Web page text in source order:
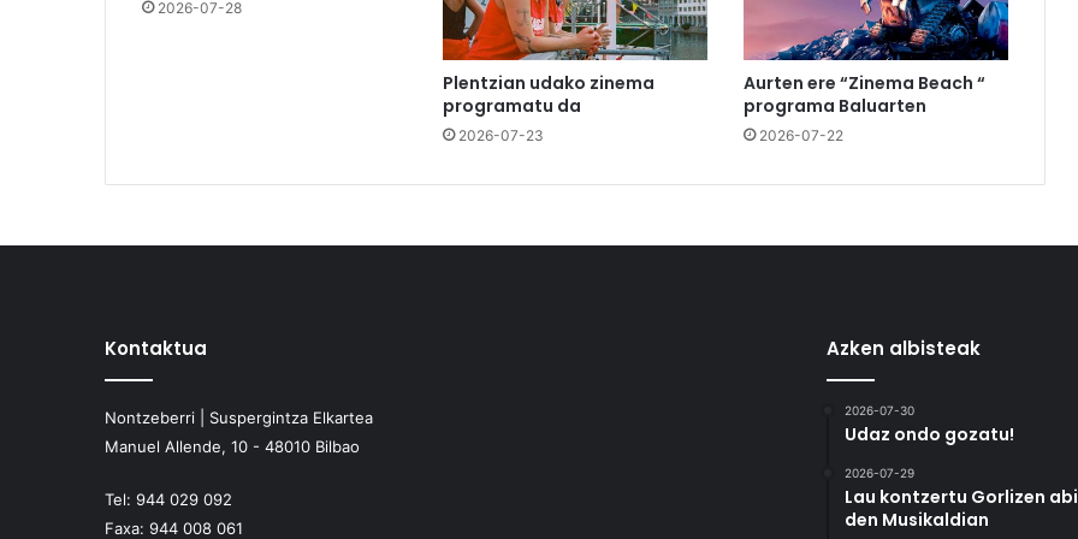
2026-07-28
Plentzian udako zinema
programatu da
2026-07-23
Aurten ere “Zinema Beach “
programa Baluarten
2026-07-22
Kontaktua
Nontzeberri | Suspergintza Elkartea
Manuel Allende, 10 - 48010 Bilbao
Tel: 944 029 092
Faxa: 944 008 061
Azken albisteak
2026-07-30
Udaz ondo gozatu!
2026-07-29
Lau kontzertu Gorlizen
den Musikaldian